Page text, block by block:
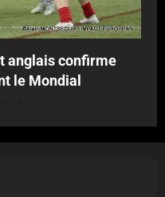
anglais confirme
le Mondial